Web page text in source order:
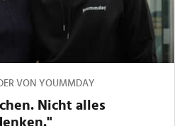
VON YOUMMDAY
Nicht alles